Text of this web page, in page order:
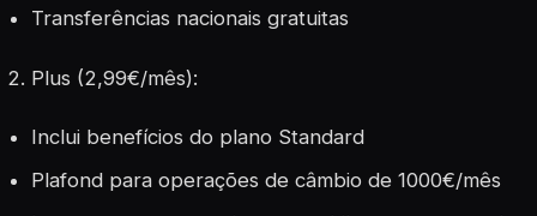
Transferências nacionais gratuitas
Plus (2,99€/mês):
Inclui benefícios do plano Standard
Plafond para operações de câmbio de 1000€/mês